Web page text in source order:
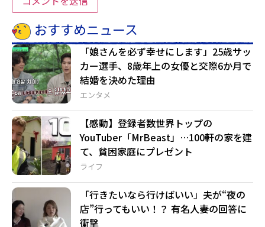
おすすめニュース
エンタメ
「娘さんを必ず幸せにします」25歳サッ
カー選手、8歳年上の女優と交際6か月で
結婚を決めた理由
ライフ
【感動】登録者数世界トップの
YouTuber「MrBeast」…100軒の家を建
て、貧困家庭にプレゼント
「行きたいなら行けばいい」夫が“夜の
店”行ってもいい！？ 有名人妻の回答に
衝撃